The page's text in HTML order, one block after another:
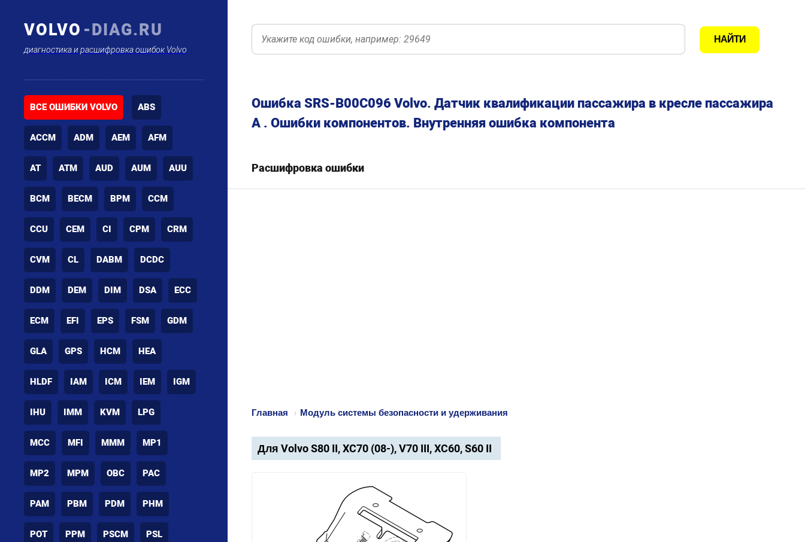
VOLVO -DIAG.RU
диагностика и расшифровка ошибок Volvo
ВСЕ ОШИБКИ VOLVO ABS
ACCM ADM AEM AFM
AT ATM AUD AUM AUU
BCM BECM BPM CCM
CCU CEM CI CPM CRM
CVM CL DABM DCDC
DDM DEM DIM DSA ECC
ECM EFI EPS FSM GDM
GLA GPS HCM HEA
HLDF IAM ICM IEM IGM
IHU IMM KVM LPG
MCC MFI MMM MP1
MP2 MPM OBC PAC
PAM PBM PDM PHM
POT PPM PSCM PSL
Ошибка SRS-B00C096 Volvo. Датчик квалификации пассажира в кресле пассажира
A . Ошибки компонентов. Внутренняя ошибка компонента
Расшифровка ошибки
Главная › Модуль системы безопасности и удерживания
Для Volvo S80 II, XC70 (08-), V70 III, XC60, S60 II